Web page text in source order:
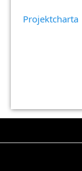
Projektcharta